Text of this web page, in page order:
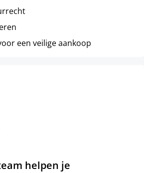
een veilige aankoop
helpen je